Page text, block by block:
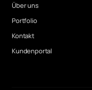
Über uns
Portfolio
Kontakt
Kundenportal